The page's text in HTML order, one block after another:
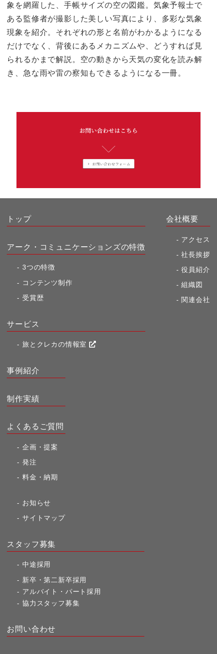
象を網羅した、手帳サイズの空の図鑑。気象予報士で
ある監修者が撮影した美しい写真により、多彩な気象
現象を紹介。それぞれの形と名前がわかるようになる
だけでなく、背後にあるメカニズムや、どうすれば見
られるかまで解説。空の動きから天気の変化を読み解
き、急な雨や雷の察知もできるようになる一冊。
トップ
アーク・コミュニケーションズの特徴
3つの特徴
コンテンツ制作
受賞歴
サービス
旅とクレカの情報室
会社概要
アクセス
社長挨拶
役員紹介
組織図
関連会社
事例紹介
制作実績
よくあるご質問
企画・提案
発注
料金・納期
お知らせ
サイトマップ
スタッフ募集
中途採用
新卒・第二新卒採用
アルバイト・パート採用
協力スタッフ募集
お問い合わせ